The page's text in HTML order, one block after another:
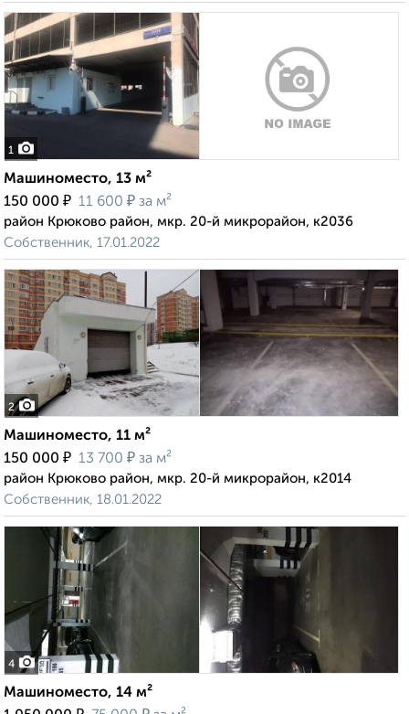
1
Машиноместо, 13 м²
150 000 ₽ 11 600 ₽ за м²
район Крюково район, мкр. 20-й микрорайон, к2036
Собственник, 17.01.2022
2
Машиноместо, 11 м²
150 000 ₽ 13 700 ₽ за м²
район Крюково район, мкр. 20-й микрорайон, к2014
Собственник, 18.01.2022
4
Машиноместо, 14 м²